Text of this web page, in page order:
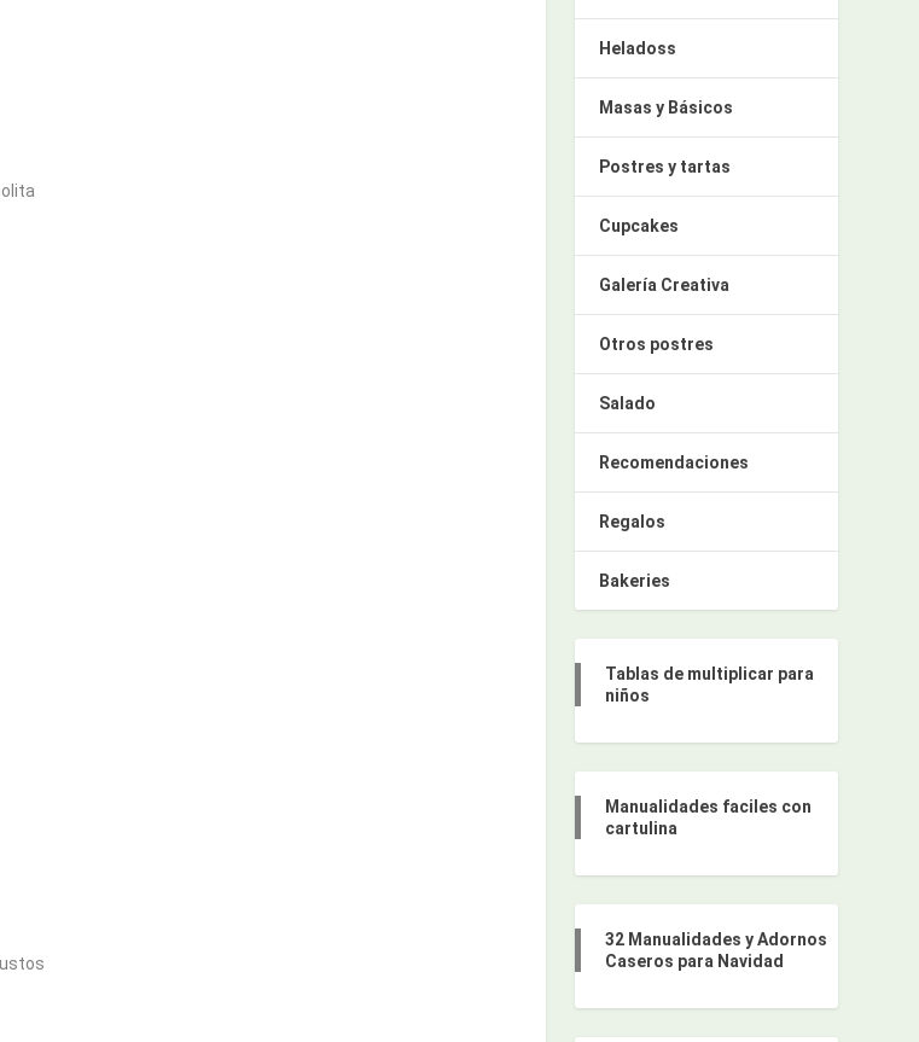
Heladoss
Masas y Básicos
Postres y tartas
Cupcakes
Galería Creativa
Otros postres
Salado
Recomendaciones
Regalos
Bakeries
Tablas de multiplicar para
niños
Manualidades faciles con
cartulina
32 Manualidades y Adornos
Caseros para Navidad